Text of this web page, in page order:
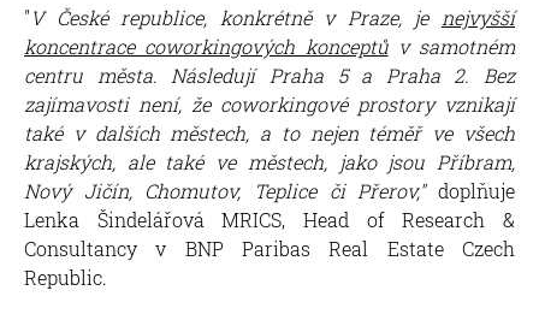
"V České republice, konkrétně v Praze, je nejvyšší
koncentrace coworkingových konceptův samotném
centru města. Následují Praha 5 a Praha 2. Bez
zajímavosti není, že coworkingové prostory vznikají
také v dalších městech, a to nejen téměř ve všech
krajských, ale také ve městech, jako jsou Příbram,
Nový Jičín, Chomutov, Teplice či Přerov," doplňuje
Lenka Šindelářová MRICS, Head of Research &
Consultancy v BNP Paribas Real Estate Czech
Republic.